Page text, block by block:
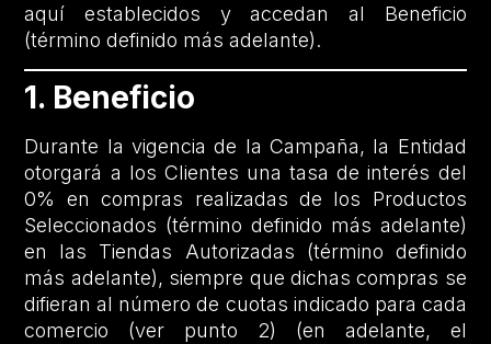
aquí establecidos y accedan al Beneficio
(término definido más adelante).
1. Beneficio
Durante la vigencia de la Campaña, la Entidad
otorgará a los Clientes una tasa de interés del
0% en compras realizadas de los Productos
Seleccionados (término definido más adelante)
en las Tiendas Autorizadas (término definido
más adelante), siempre que dichas compras se
difieran al número de cuotas indicado para cada
comercio (ver punto 2) (en adelante, el